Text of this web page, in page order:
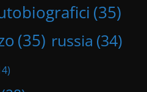
(35)
(35) russia (34)